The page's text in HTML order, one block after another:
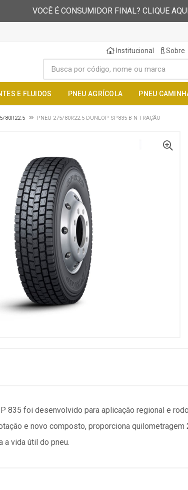
VOCÊ É CONSUMIDOR FINAL? CLIQUE
Institucional Sobre
E FLUIDOS PNEU AGRÍCOLA PNEU
80R22.5 PNEU 275/80R22.5 DUNLOP SP835 B N TRAÇÃO
835 foi desenvolvido para aplicação regional e
e novo composto, proporciona
a vida útil do pneu.